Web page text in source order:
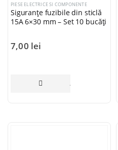
PIESE ELECTRICE SI COMPONENTE
Siguranțe fuzibile din sticlă
15A 6×30 mm – Set 10 bucăți
7,00 lei
ADAUGĂ ÎN COȘ